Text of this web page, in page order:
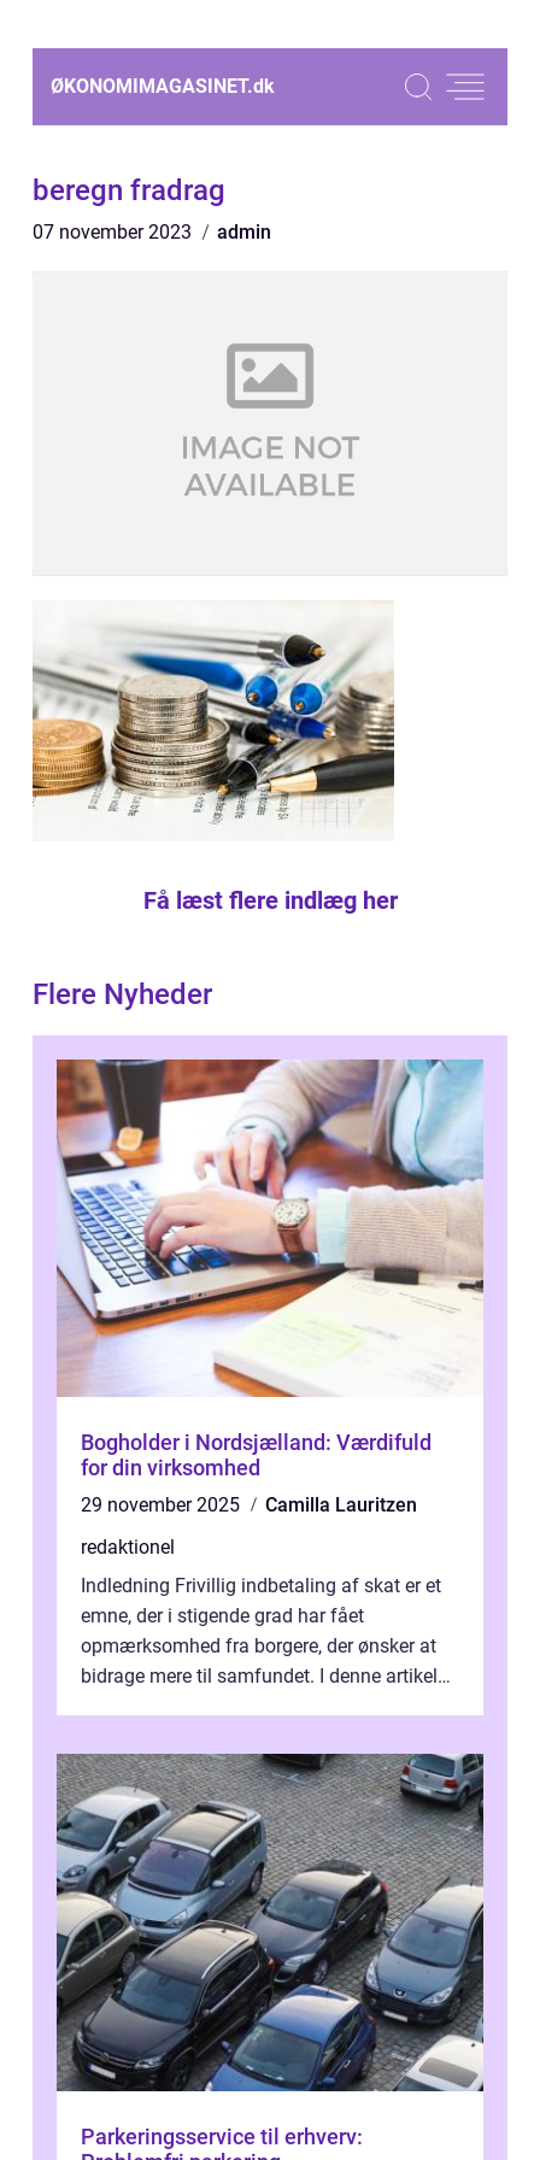
ØKONOMIMAGASINET.dk
beregn fradrag
07 november 2023 admin
Få læst flere indlæg her
Flere Nyheder
Bogholder i Nordsjælland: Værdifuld
for din virksomhed
29 november 2025
Camilla Lauritzen
redaktionel
Indledning Frivillig indbetaling af skat er et
emne, der i stigende grad har fået
opmærksomhed fra borgere, der ønsker at
bidrage mere til samfundet. I denne artikel
Parkeringsservice til erhverv: